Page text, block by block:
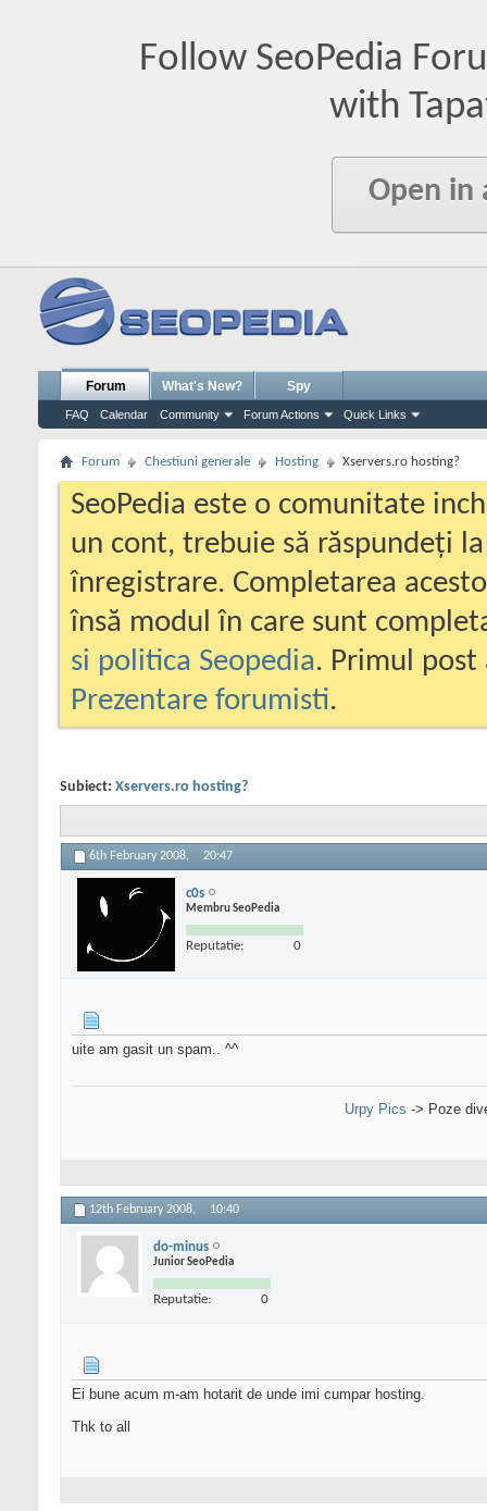
Follow SeoPedia
with
Open in
Forum
FAQ Calendar Community Forum Actions Quick Links
What's New? Spy
Forum Chestiuni generale Hosting Xservers.ro hosting?
SeoPedia este o comunitate
un cont, trebuie să răspundeți
înregistrare. Completarea
însă modul în care sunt
si politica Seopedia. Primul
Prezentare forumisti.
Subiect: Xservers.ro hosting?
6th February 2008, 20:47
c0s
Membru SeoPedia
Reputatie: 0
uite am gasit un spam.. ^^
Urpy Pics -> Poze
12th February 2008, 10:40
do-minus
Junior SeoPedia
Reputatie: 0
Ei bune acum m-am hotarit de unde imi cumpar hosting.
Thk to all